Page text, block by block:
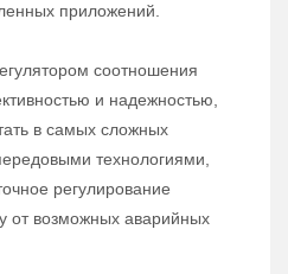
приложений.
соотношения
и надежностью,
в самых сложных
технологиями,
регулирование
от возможных аварийных